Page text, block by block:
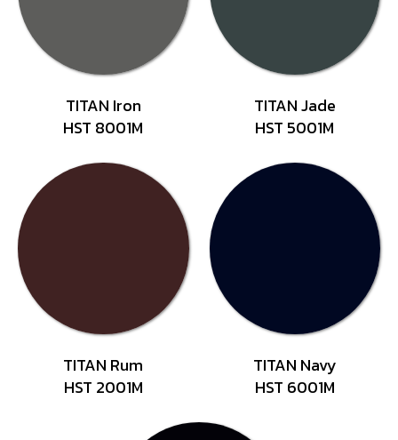
TITAN Iron
HST 8001M
TITAN Jade
HST 5001M
TITAN Rum
HST 2001M
TITAN Navy
HST 6001M